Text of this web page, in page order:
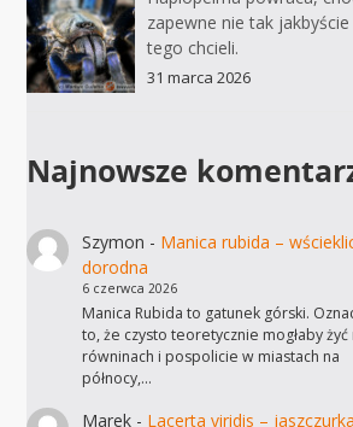
zapewne nie tak jakbyście
tego chcieli.
31 marca 2026
Najnowsze
Szymon - Manica rubida –
dorodna
6 czerwca 2026
Manica Rubida to gatunek górski.
to, że czysto teoretycznie mogłaby żyć
równinach i pospolicie w miastach na
północy,…
Marek- Lacerta viridis – jaszczurka